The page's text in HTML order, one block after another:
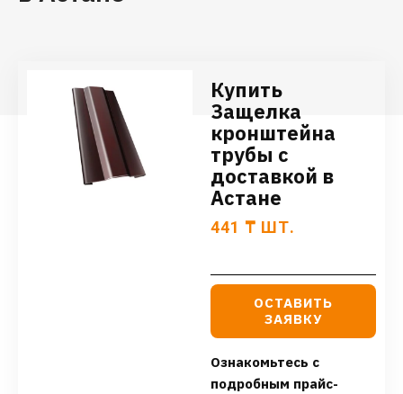
Купить
Защелка
кронштейна
трубы с
доставкой в
Астане
441 ₸ ШТ.
ОСТАВИТЬ
ЗАЯВКУ
Ознакомьтесь с
подробным прайс-